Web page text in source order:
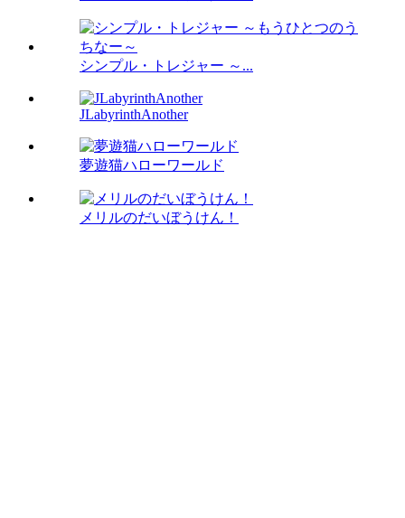
シンプル・トレジャー ～...
JLabyrinthAnother
夢遊猫ハローワールド
メリルのだいぼうけん！